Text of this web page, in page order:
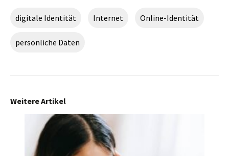
digitale Identität Internet Online-Identität
persönliche Daten
Weitere Artikel